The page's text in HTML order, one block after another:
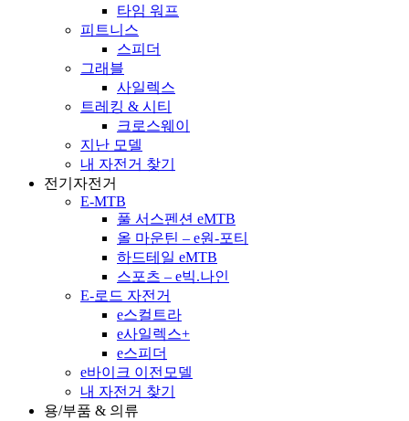
타임 워프
피트니스
스피더
그래블
사일렉스
트레킹 & 시티
크로스웨이
지난 모델
내 자전거 찾기
전기자전거
E-MTB
풀 서스펜션 eMTB
올 마운틴 – e원-포티
하드테일 eMTB
스포츠 – e빅.나인
E-로드 자전거
e스컬트라
e사일렉스+
e스피더
e바이크 이전모델
내 자전거 찾기
용/부품 & 의류